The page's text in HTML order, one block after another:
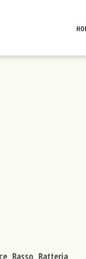
Basso, Batteria